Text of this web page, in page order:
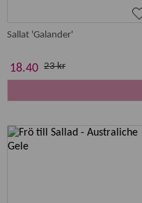
Sallat 'Galander'
18.40 23 kr